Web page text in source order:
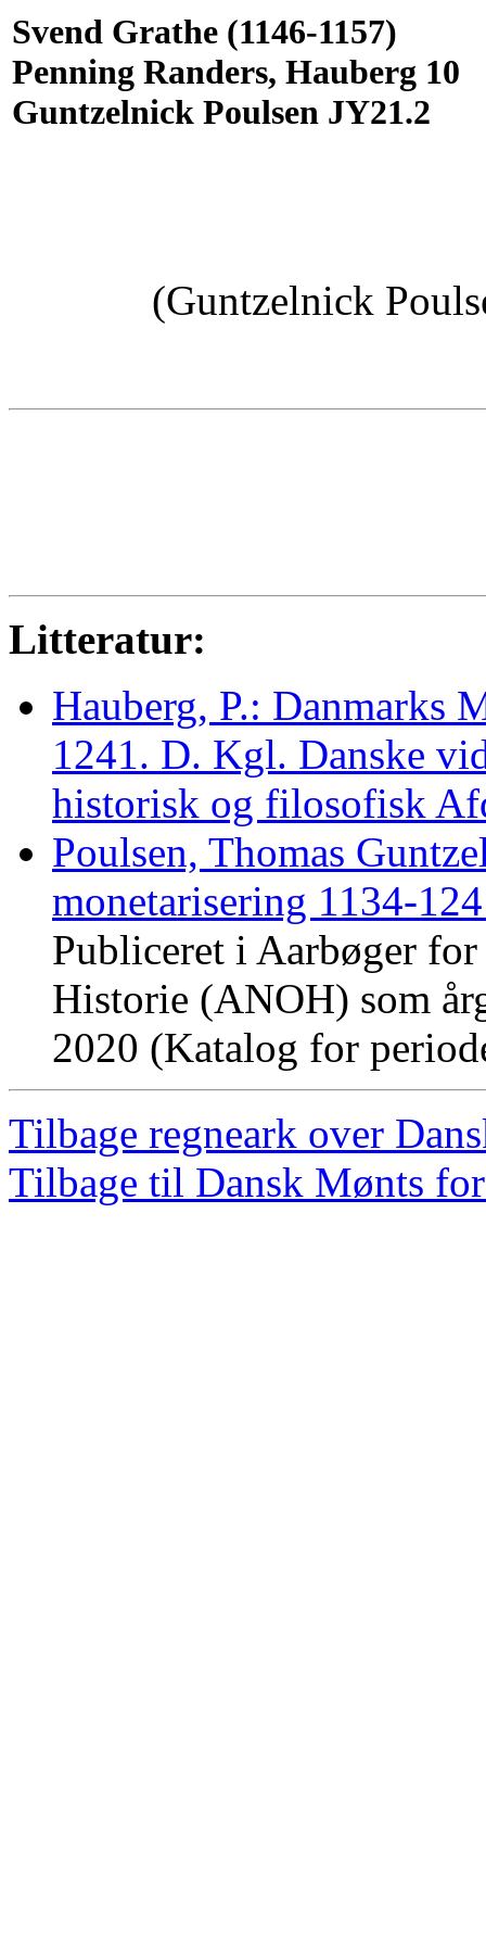
Svend Grathe (1146-1157)
Penning Randers, Hauberg 10
Guntzelnick Poulsen JY21.2
(Guntzelnick
Litteratur:
Hauberg, P.: Danmarks
1241. D. Kgl. Danske
historisk og filosofisk
Poulsen, Thomas
monetarisering 1134-
Publiceret i Aarbøger
Historie (ANOH) som
2020 (Katalog for
Tilbage regneark over
Tilbage til Dansk Mønts